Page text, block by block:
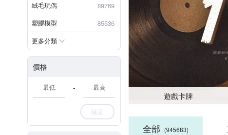
絨毛玩偶
89769
塑膠模型
85536
更多分類
價格
-
確定
遊戲卡牌
全部 (945683)